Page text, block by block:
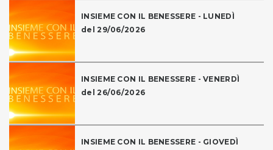
INSIEME CON IL BENESSERE - LUNEDÌ
del 29/06/2026
INSIEME CON IL BENESSERE - VENERDÌ
del 26/06/2026
INSIEME CON IL BENESSERE - GIOVEDÌ